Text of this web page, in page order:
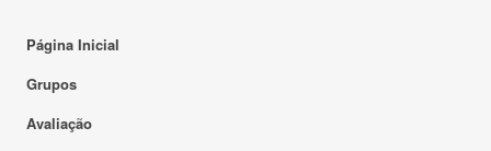
Página Inicial
Grupos
Avaliação